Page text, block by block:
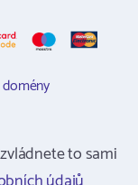
to sami